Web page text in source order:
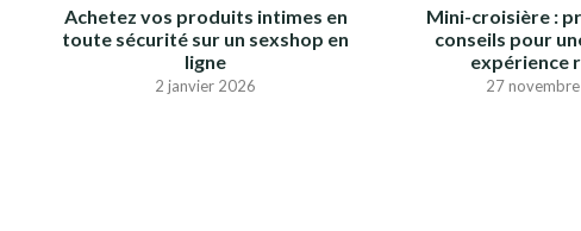
Achetez vos produits intimes en
toute sécurité sur un sexshop en
ligne
2 janvier 2026
Mini-croisière :
conseils pour
expérience
27